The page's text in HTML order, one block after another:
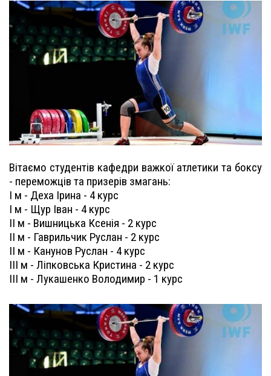
Вітаємо студентів кафедри важкої атлетики та боксу
- переможців та призерів змагань:
І м - Деха Ірина - 4 курс
І м - Щур Іван - 4 курс
ІІ м - Вишницька Ксенія - 2 курс
ІІ м - Гаврильчик Руслан - 2 курс
ІІ м - Канунов Руслан - 4 курс
ІІІ м - Ліпковська Кристина - 2 курс
ІІІ м - Лукашенко Володимир - 1 курс